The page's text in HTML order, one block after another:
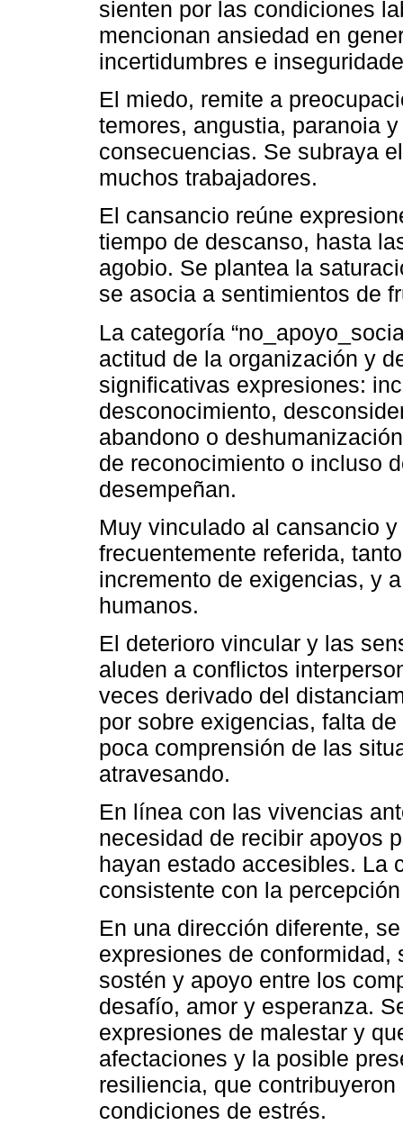
sienten por las condiciones
mencionan ansiedad en
incertidumbres e
El miedo, remite a
temores, angustia, paranoia
consecuencias. Se subraya
muchos trabajadores.
El cansancio reúne
tiempo de descanso, hasta
agobio. Se plantea la
se asocia a sentimientos de
La categoría
actitud de la organización y
significativas expresiones:
desconocimiento,
abandono o
de reconocimiento o incluso
desempeñan.
Muy vinculado al cansancio
frecuentemente referida,
incremento de exigencias, y
humanos.
El deterioro vincular y las
aluden a conflictos
veces derivado del
por sobre exigencias, falta
poca comprensión de las
atravesando.
En línea con las vivencias
necesidad de recibir apoyos
hayan estado accesibles. La
consistente con la
En una dirección diferente,
expresiones de
sostén y apoyo entre los
desafío, amor y esperanza.
expresiones de malestar y
afectaciones y la posible
resiliencia, que
condiciones de estrés.